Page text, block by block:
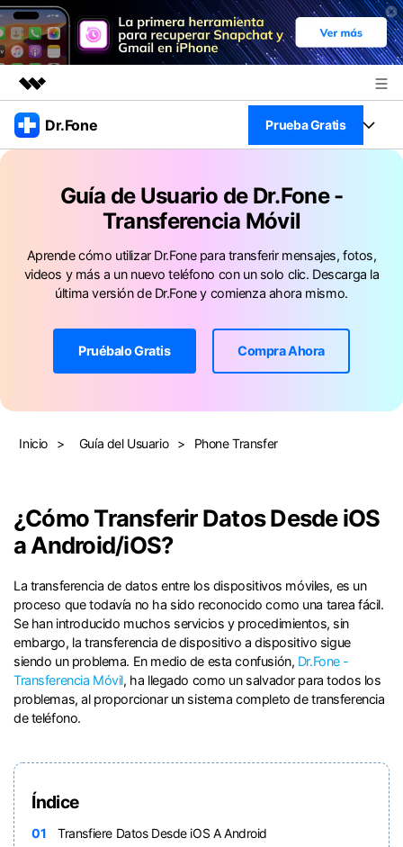
Productos destacados
Quiénes somos
Sala de prensa
Dr.Fone Prueba Gratis
Ver Kit Completo >
Para PC
Herramientas Online
Recursos
Transferencia de Datos
Gestor de Datos
Reparación de Móviles
Encuentra Más Soluciones
Iniciar sesión
Guía de Usuario de Dr.Fone -
Transferencia Móvil
Aprende cómo utilizar Dr.Fone para transferir mensajes, fotos,
videos y más a un nuevo teléfono con un solo clic. Descarga la
última versión de Dr.Fone y comienza ahora mismo.
Pruébalo Gratis Compra Ahora
Inicio > Guía del Usuario > Phone Transfer
¿Cómo Transferir Datos Desde iOS
a Android/iOS?󠀲󠀩󠀧󠀣󠀡󠀡󠀠󠀤󠀳
La transferencia de datos entre los dispositivos móviles, es un
proceso que todavía no ha sido reconocido como una tarea fácil.󠀲󠀩󠀧󠀣󠀡󠀡󠀠󠀥󠀳󠀰
Se han introducido muchos servicios y procedimientos, sin
embargo, la transferencia de dispositivo a dispositivo sigue
siendo un problema.󠀲󠀩󠀧󠀣󠀡󠀡󠀠󠀦󠀳󠀰 En medio de esta confusión, Dr.Fone -
Transferencia Móvil, ha llegado como un salvador para todos los
problemas, al proporcionar un sistema completo de transferencia
de teléfono.󠀲󠀩󠀧󠀣󠀡󠀡󠀠󠀧󠀳
Índice
01
Transfiere Datos Desde iOS A Android󠀲󠀩󠀧󠀣󠀡󠀡󠀠󠀩󠀳